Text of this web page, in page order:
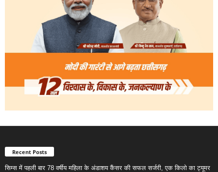
Recent Posts
सिम्स में पहली बार 78 वर्षीय महिला के अंडाशय कैंसर की सफल सर्जरी, एक किलो का ट्यूमर